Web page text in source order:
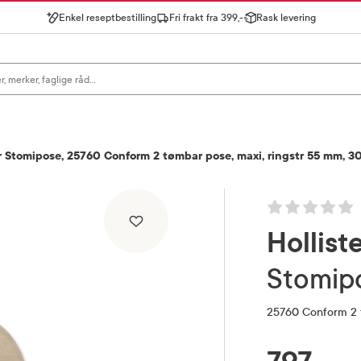
Enkel reseptbestilling Fri frakt fra 399,- Rask levering
Stomipose, 25760 Conform 2 tømbar pose, maxi, ringstr 55 mm,
25760 Conform
RABATTPROSENT